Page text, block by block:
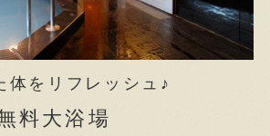
体をリフレッシュ♪
料大浴場